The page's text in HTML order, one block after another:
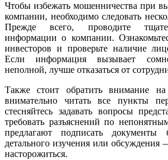
Чтобы избежать мошенничества при
компании, необходимо следовать
Прежде всего, проводите
информации о компании.
инвесторов и проверьте наличие
Если информация вызывает
неполной, лучше отказаться от
Также стоит обратить внимание
внимательно читать все пункты
стесняйтесь задавать вопросы
требовать разъяснений по
предлагают подписать документы
детального изучения или обсуждения
насторожиться.